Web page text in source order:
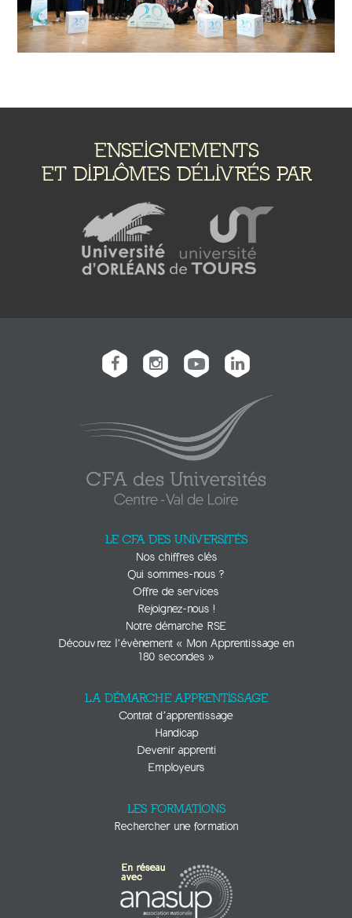
ENSEIGNEMENTS
ET DIPLÔMES DÉLIVRÉS PAR
LE CFA DES UNIVERSITÉS
Nos chiffres clés
Qui sommes-nous ?
Offre de services
Rejoignez-nous !
Notre démarche RSE
Découvrez l’évènement « Mon Apprentissage en
180 secondes »
LA DÉMARCHE APPRENTISSAGE
Contrat d’apprentissage
Handicap
Devenir apprenti
Employeurs
LES FORMATIONS
Rechercher une formation